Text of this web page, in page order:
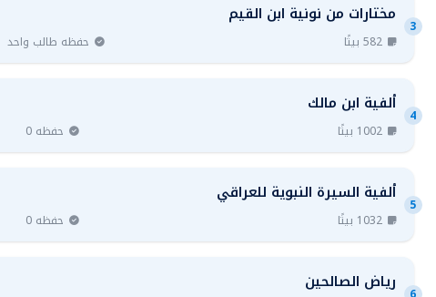
3 مختارات من نونية ابن القيم
582 بيتًا حفظه طالب واحد
4 ألفية ابن مالك
1002 بيتًا حفظه 0
5 ألفية السيرة النبوية للعراقي
1032 بيتًا حفظه 0
رياض الصالحين